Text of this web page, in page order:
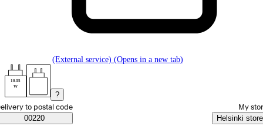
(External service) (Opens in a new tab)
10-35
W
?
Saatavuustiedot
order method
to postal code
00220
My
Helsinki store